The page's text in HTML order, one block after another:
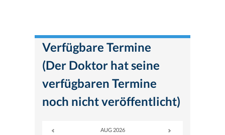
Verfügbare Termine
(Der Doktor hat seine
verfügbaren Termine
noch nicht veröffentlicht)
AUG 2026